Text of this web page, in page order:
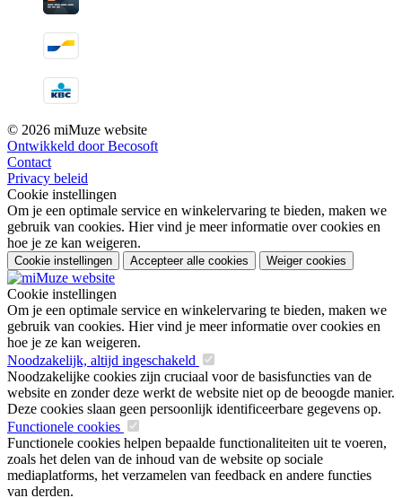
© 2026 miMuze website
Ontwikkeld door Becosoft
Contact
Privacy beleid
Cookie instellingen
Om je een optimale service en winkelervaring te bieden, maken we
gebruik van cookies. Hier vind je meer informatie over cookies en
hoe je ze kan weigeren.
Cookie instellingen Accepteer alle cookies Weiger cookies
Cookie instellingen
Om je een optimale service en winkelervaring te bieden, maken we
gebruik van cookies. Hier vind je meer informatie over cookies en
hoe je ze kan weigeren.
Noodzakelijk, altijd ingeschakeld
Noodzakelijke cookies zijn cruciaal voor de basisfuncties van de
website en zonder deze werkt de website niet op de beoogde manier.
Deze cookies slaan geen persoonlijk identificeerbare gegevens op.
Functionele cookies
Functionele cookies helpen bepaalde functionaliteiten uit te voeren,
zoals het delen van de inhoud van de website op sociale
mediaplatforms, het verzamelen van feedback en andere functies
van derden.